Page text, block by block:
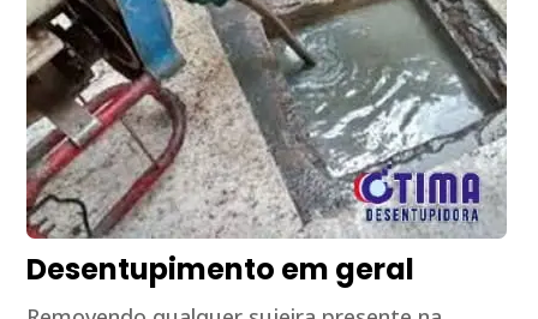
Desentupimento em geral